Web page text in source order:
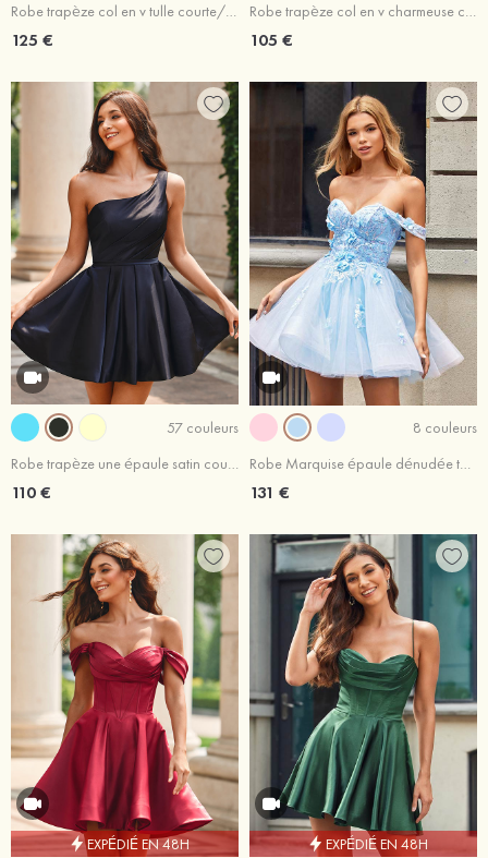
Robe trapèze col en v tulle courte/mini robe de fête de la rentrée
125 €
Robe trapèze col en v charmeuse courte/mini robe de fête de la rentrée
105 €
57 couleurs
Robe trapèze une épaule satin courte/mini robe de fête de la rentrée
110 €
8 couleurs
Robe Marquise épaule dénudée tulle courte/mini robe de fête de la rentrée
131 €
EXPÉDIÉ EN 48H EXPÉDIÉ EN 48H